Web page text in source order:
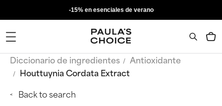
-15% en esenciales de verano
Diccionario de ingredientes
Antioxidante
Houttuynia Cordata Extract
Back to search